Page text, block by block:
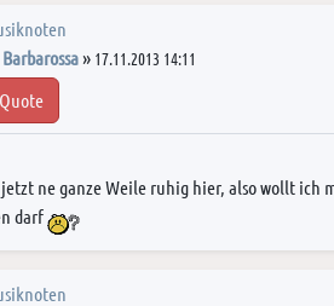
Barbarossa» 17.11.2013 14:11
Quote
jetzt ne ganze Weile ruhig hier, also wollt
darf